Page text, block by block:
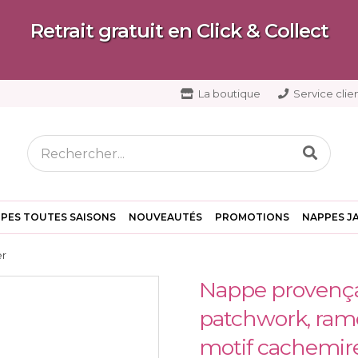
Retrait gratuit en Click & Collect
La boutique Service
TOUTES SAISONS NOUVEAUTÉS PROMOTIONS NAPPES
Nappe
patchwork,
motif